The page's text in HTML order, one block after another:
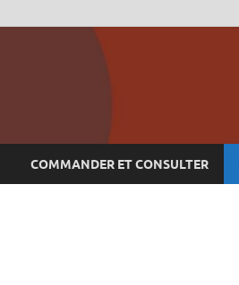
COMMANDER ET CONSULTER